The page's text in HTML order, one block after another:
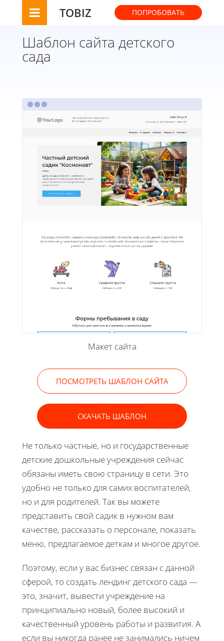
TOBIZ ПОПРОБОВАТЬ
Шаблон сайта детского
сада
Макет сайта
ПОСМОТРЕТЬ ШАБЛОН САЙТА
СКАЧАТЬ ШАБЛОН
Не только частные, но и государственные
детские дошкольные учреждения сейчас
обязаны иметь свою страницу в сети. Это
удобно не только для самих воспитателей,
но и для родителей. Так вы можете
представить свой садик в нужном вам
качестве, рассказать о персонале, показать
меню, предлагаемое деткам и многое другое.
Поэтому, если у вас бизнес связан с данной
сферой, то создать лендинг детского сада —
это, значит, вывести учреждение на
принципиально новый, более высокий и
качественный уровень работы и развития. А
если вы никогда ранее не занимались ничем